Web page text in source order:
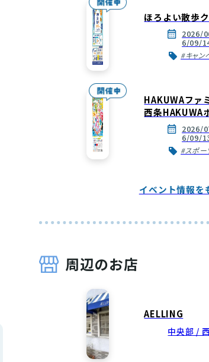
ほろよい散歩
2026/
6/09/14
#キャン
HAKUWAファ
西条HAKUWA
2026/
6/09/13
#スポー
イベント情報を
周辺のお店
AELLING
中央部 /